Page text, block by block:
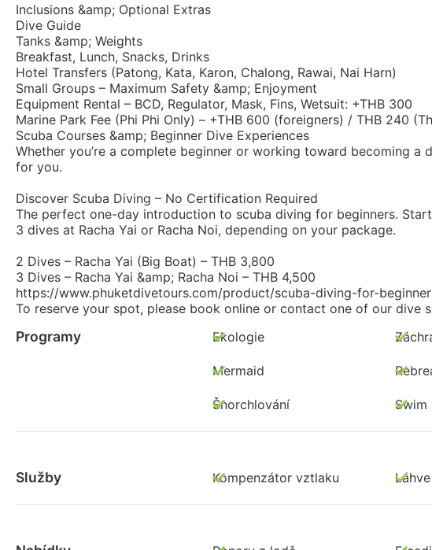
Inclusions &amp; Optional Extras
Dive Guide
Tanks &amp; Weights
Breakfast, Lunch, Snacks, Drinks
Hotel Transfers (Patong, Kata, Karon, Chalong, Rawai, Nai Harn)
Small Groups – Maximum Safety &amp; Enjoyment
Equipment Rental – BCD, Regulator, Mask, Fins, Wetsuit: +THB 300
Marine Park Fee (Phi Phi Only) – +THB 600 (foreigners) / THB 240
Scuba Courses &amp; Beginner Dive Experiences
Whether you’re a complete beginner or working toward becoming a
for you.
Discover Scuba Diving – No Certification Required
The perfect one-day introduction to scuba diving for beginners.
3 dives at Racha Yai or Racha Noi, depending on your package.
2 Dives – Racha Yai (Big Boat) – THB 3,800
3 Dives – Racha Yai &amp; Racha Noi – THB 4,500
https://www.phuketdivetours.com/product/scuba-diving-for-
To reserve your spot, please book online or contact one of our dive
Programy Ekologie
Mermaid
Šnorchlování Swim
Služby Kompenzátor vztlaku Láhve